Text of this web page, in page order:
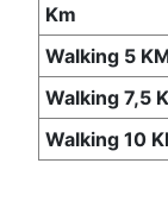
Km
Walking 5
Walking 7,5
Walking 10